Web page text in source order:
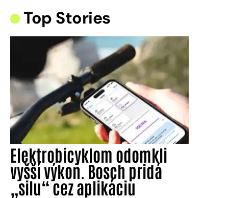
Top Stories
Elektrobicyklom odomkli
vyšší výkon. Bosch pridá
„silu“ cez aplikáciu